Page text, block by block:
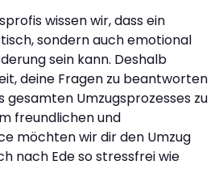
wissen wir, dass ein
sondern auch emotional
sein kann. Deshalb
deine Fragen zu beantworten
gesamten Umzugsprozesses zu
freundlichen und
möchten wir dir den Umzug
nach Ede so stressfrei wie